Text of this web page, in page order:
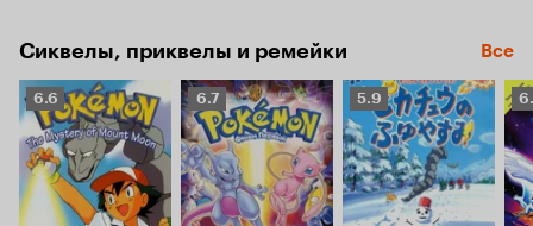
Сиквелы, приквелы и ремейки Все
Рейтинг
Кинопоиска
6.6
6.6
Рейтинг
Кинопоиска
6.7
6.7
Рейтинг
Кинопоиска
5.9
5.9